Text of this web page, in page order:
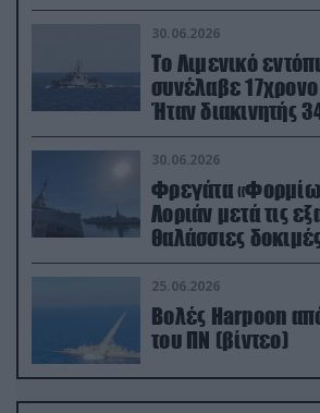
30.06.2026
Το Λιμενικό
συνέλαβε
Ήταν διακινητής
μεταναστών
30.06.2026
Φρεγάτα
Λοριάν μετά τις
θαλάσσιες δοκιμές στον
απαιτητικό
25.06.2026
Βολές Harpoon
του ΠΝ (βίντεο)